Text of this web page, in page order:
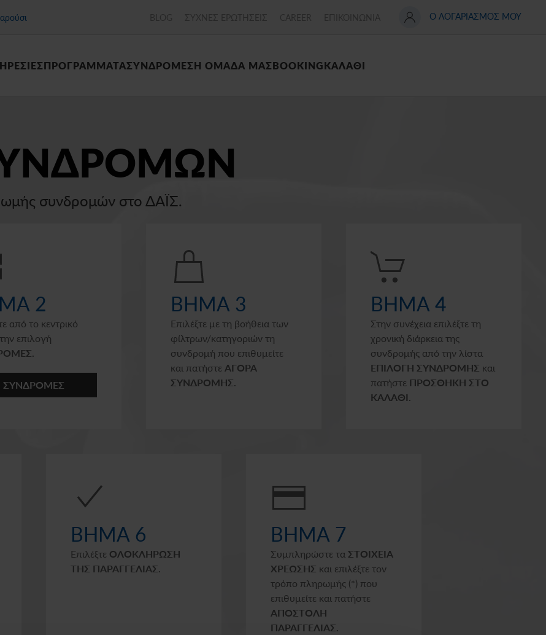
BLOG ΣΥΧΝΕΣ ΕΡΩΤΗΣΕΙΣ CAREER ΕΠΙΚΟΙΝΩΝΙΑ Ο ΛΟΓΑΡΙΑΣΜΟΣ ΜΟΥ
ΠΡΟΓΡΑΜΜΑΤΑΣΥΝΔΡΟΜΕΣΗ ΟΜΑΔΑ ΜΑΣBOOKINGΚΑΛΑΘΙ
συνδρομών στο ΔΑΪΣ.
2
από το κεντρικό
επιλογή
ΣΥΝΔΡΟΜΕΣ
ΒΗΜΑ 3
Επιλέξτε με τη βοήθεια των
φίλτρων/κατηγοριών τη
συνδρομή που επιθυμείτε
και πατήστε ΑΓΟΡΑ
ΣΥΝΔΡΟΜΗΣ.
ΒΗΜΑ 4
Στην συνέχεια επιλέξτε τη
χρονική διάρκεια της
συνδρομής από την λίστα
ΕΠΙΛΟΓΗ ΣΥΝΔΡΟΜΗΣ και
πατήστε ΠΡΟΣΘΗΚΗ ΣΤΟ
ΚΑΛΑΘΙ.
ΒΗΜΑ 6
Επιλέξτε ΟΛΟΚΛΗΡΩΣΗ
ΤΗΣ ΠΑΡΑΓΓΕΛΙΑΣ.
ΒΗΜΑ 7
Συμπληρώστε τα ΣΤΟΙΧΕΙΑ
ΧΡΕΩΣΗΣ και επιλέξτε τον
τρόπο πληρωμής (*) που
επιθυμείτε και πατήστε
ΑΠΟΣΤΟΛΗ
ΠΑΡΑΓΓΕΛΙΑΣ.